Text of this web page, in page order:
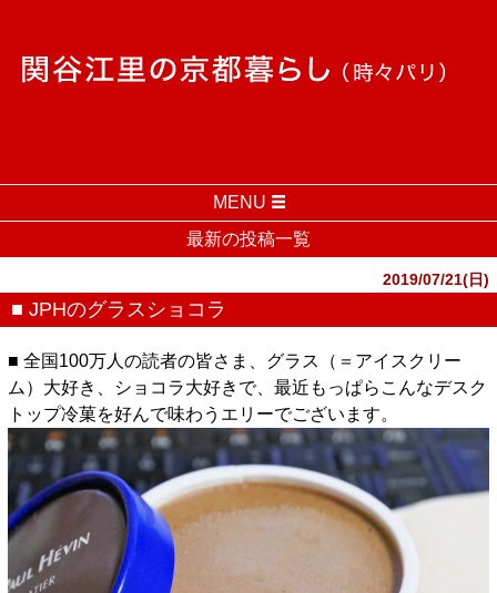
MENU
最新の投稿一覧
2019/07/21(日)
■ JPHのグラスショコラ
■ 全国100万人の読者の皆さま、グラス（＝アイスクリー
ム）大好き、ショコラ大好きで、最近もっぱらこんなデスク
トップ冷菓を好んで味わうエリーでございます。